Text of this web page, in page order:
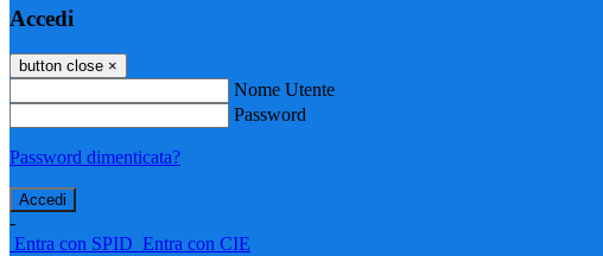
Accedi
button close ×
Nome Utente
Password
Password dimenticata?
-
Entra con SPID Entra con CIE